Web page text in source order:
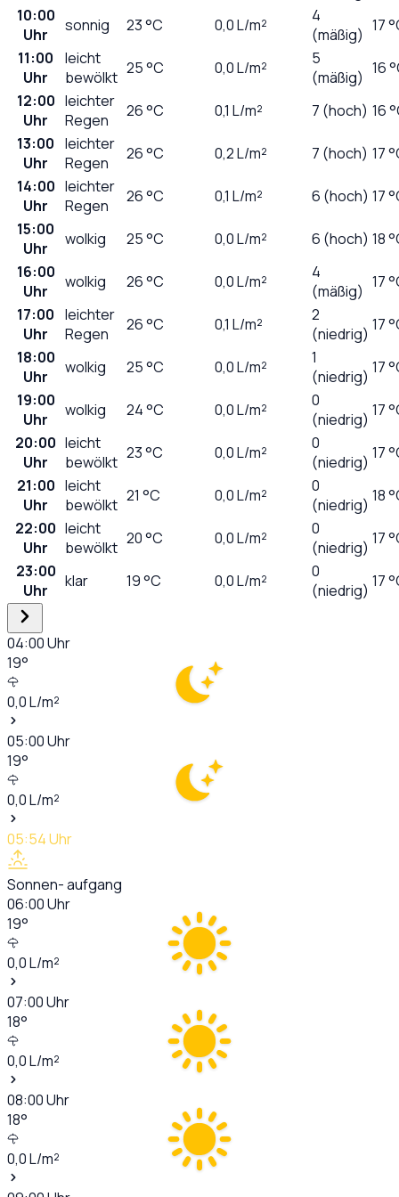
10:00
Uhr
sonnig 23°C 0,0L/m²
4
(mäßig) 17
11:00
Uhr
leicht
bewölkt 25°C 0,0L/m²
5
(mäßig) 16
12:00
Uhr
leichter
Regen
26°C 0,1 L/m² 7 (hoch) 16
13:00
Uhr
leichter
Regen
26°C 0,2L/m² 7 (hoch) 17
14:00
Uhr
leichter
Regen
26°C 0,1 L/m² 6 (hoch) 17
15:00
Uhr
wolkig 25°C 0,0L/m² 6 (hoch) 18
16:00
Uhr
wolkig 26°C 0,0L/m²
4
(mäßig) 17
17:00
Uhr
leichter
Regen
26°C 0,1 L/m²
2
(niedrig) 17
18:00
Uhr
wolkig 25°C 0,0L/m²
1
(niedrig) 17
19:00
Uhr
wolkig 24°C 0,0L/m²
0
(niedrig) 17
20:00
Uhr
leicht
bewölkt 23°C 0,0L/m²
0
(niedrig) 17
21:00
Uhr
leicht
bewölkt 21 °C 0,0L/m²
0
(niedrig) 18
22:00
Uhr
leicht
bewölkt 20°C 0,0L/m²
0
(niedrig) 17
23:00
Uhr
klar 19°C 0,0L/m²
0
(niedrig) 17
04:00Uhr
19°
0,0L/m²
05:00Uhr
19°
0,0L/m²
05:54Uhr
Sonnen- aufgang
06:00Uhr
19°
0,0L/m²
07:00Uhr
18°
0,0L/m²
08:00Uhr
18°
0,0L/m²